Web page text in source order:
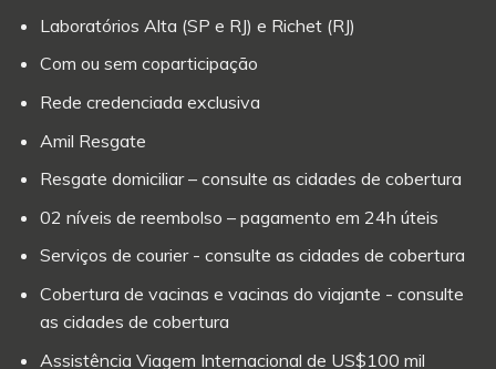
Laboratórios Alta (SP e RJ) e Richet (RJ)
Com ou sem coparticipação
Rede credenciada exclusiva
Amil Resgate
Resgate domiciliar – consulte as cidades de cobertura
02 níveis de reembolso – pagamento em 24h úteis
Serviços de courier - consulte as cidades de cobertura
Cobertura de vacinas e vacinas do viajante - consulte
as cidades de cobertura
Assistência Viagem Internacional de US$100 mil